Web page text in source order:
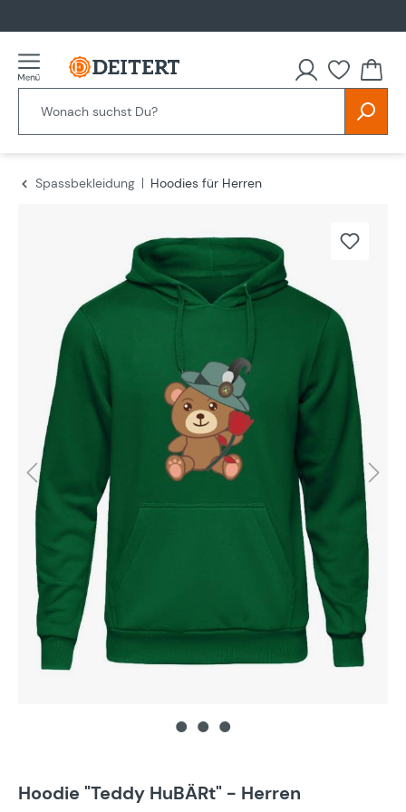
Spassbekleidung
Hoodies für Herren
Hoodie "Teddy HuBÄRt" - Herren